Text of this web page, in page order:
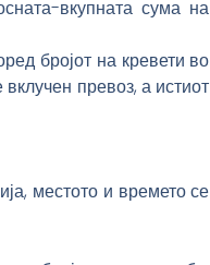
вкупната сума на
бројот на кревети во
превоз, а истиот
местото и времето се